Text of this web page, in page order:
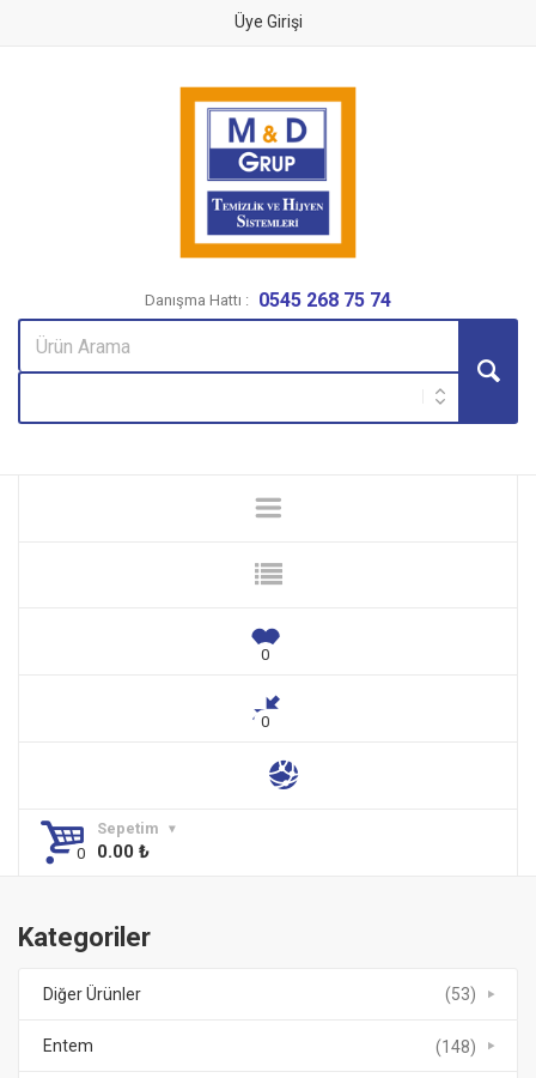
Üye Girişi
Danışma Hattı : 0545 268 75 74
Sepetim
0.00 ₺
Kategoriler
Diğer Ürünler (53)
Entem (148)